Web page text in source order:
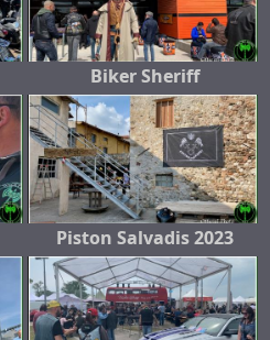
Biker Sheriff
Piston Salvadis 2023